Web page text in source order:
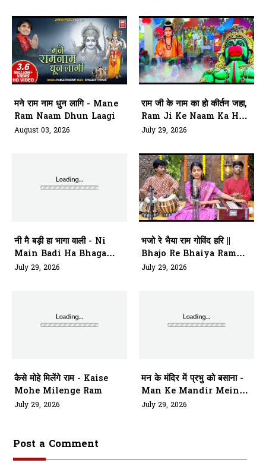
मने राम नाम धुन लागि - Mane
Ram Naam Dhun Laagi
August 03, 2026
राम जी के नाम का हो कीर्तन जहा,
Ram Ji Ke Naam Ka Ho
Kirtan Jaha
July 29, 2026
नी मै बड़ी हा भागा वाली - Ni
Main Badi Ha Bhaga
Wali
July 29, 2026
भजो रे भैया राम गोविंद हरि ||
Bhajo Re Bhaiya Ram
Govind Hari
July 29, 2026
कैसे मोहे मिलेंगे राम - Kaise
Mohe Milenge Ram
July 29, 2026
मन के मंदिर में प्रभु को बसाना -
Man Ke Mandir Mein
Prabhu Ko Basana
July 29, 2026
Post a Comment